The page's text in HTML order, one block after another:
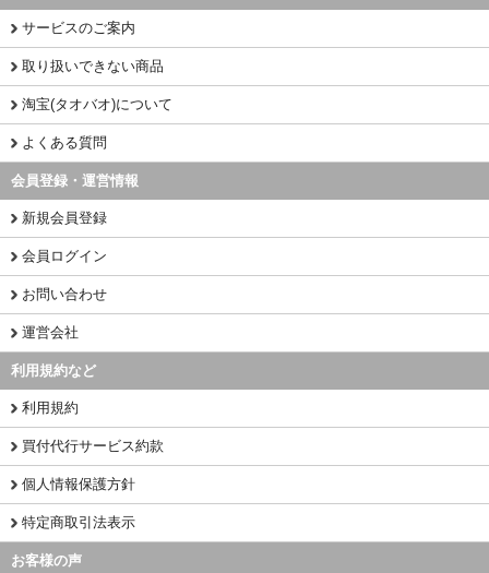
サービスのご案内
取り扱いできない商品
淘宝(タオバオ)について
よくある質問
会員登録・運営情報
新規会員登録
会員ログイン
お問い合わせ
運営会社
利用規約など
利用規約
買付代行サービス約款
個人情報保護方針
特定商取引法表示
お客様の声